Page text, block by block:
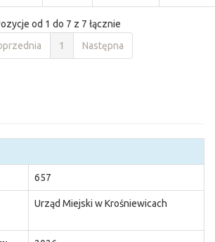
od 1 do 7 z 7 łącznie
1 Następna
657
Urząd Miejski w Krośniewicach